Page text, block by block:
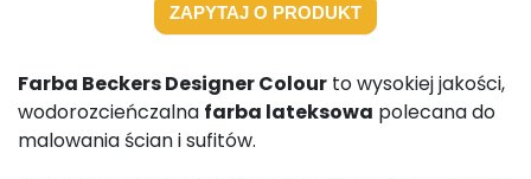
ZAPYTAJ O PRODUKT
Farba Beckers Designer Colour to wysokiej jakości,
wodorozcieńczalna farba lateksowa polecana do
malowania ścian i sufitów.